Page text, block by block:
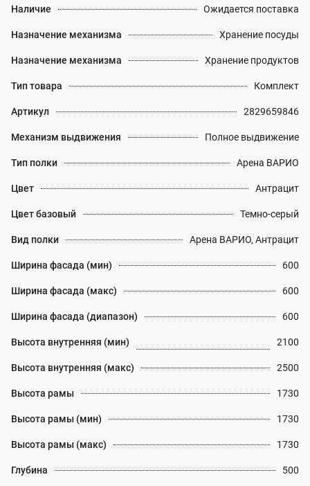
Наличие Ожидается поставка
Назначение механизма Хранение посуды
Назначение механизма Хранение продуктов
Тип товара Комплект
Артикул 2829659846
Механизм выдвижения Полное выдвижение
Тип полки Арена ВАРИО
Цвет Антрацит
Цвет базовый Темно-серый
Вид полки Арена ВАРИО, Антрацит
Ширина фасада (мин) 600
Ширина фасада (макс) 600
Ширина фасада (диапазон) 600
Высота внутренняя (мин) 2100
Высота внутренняя (макс) 2500
Высота рамы 1730
Высота рамы (мин) 1730
Высота рамы (макс) 1730
Глубина 500